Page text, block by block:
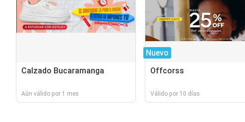
Calzado Bucaramanga
Aún válido por 1 mes
Nuevo
Offcorss
Válido por 10 días